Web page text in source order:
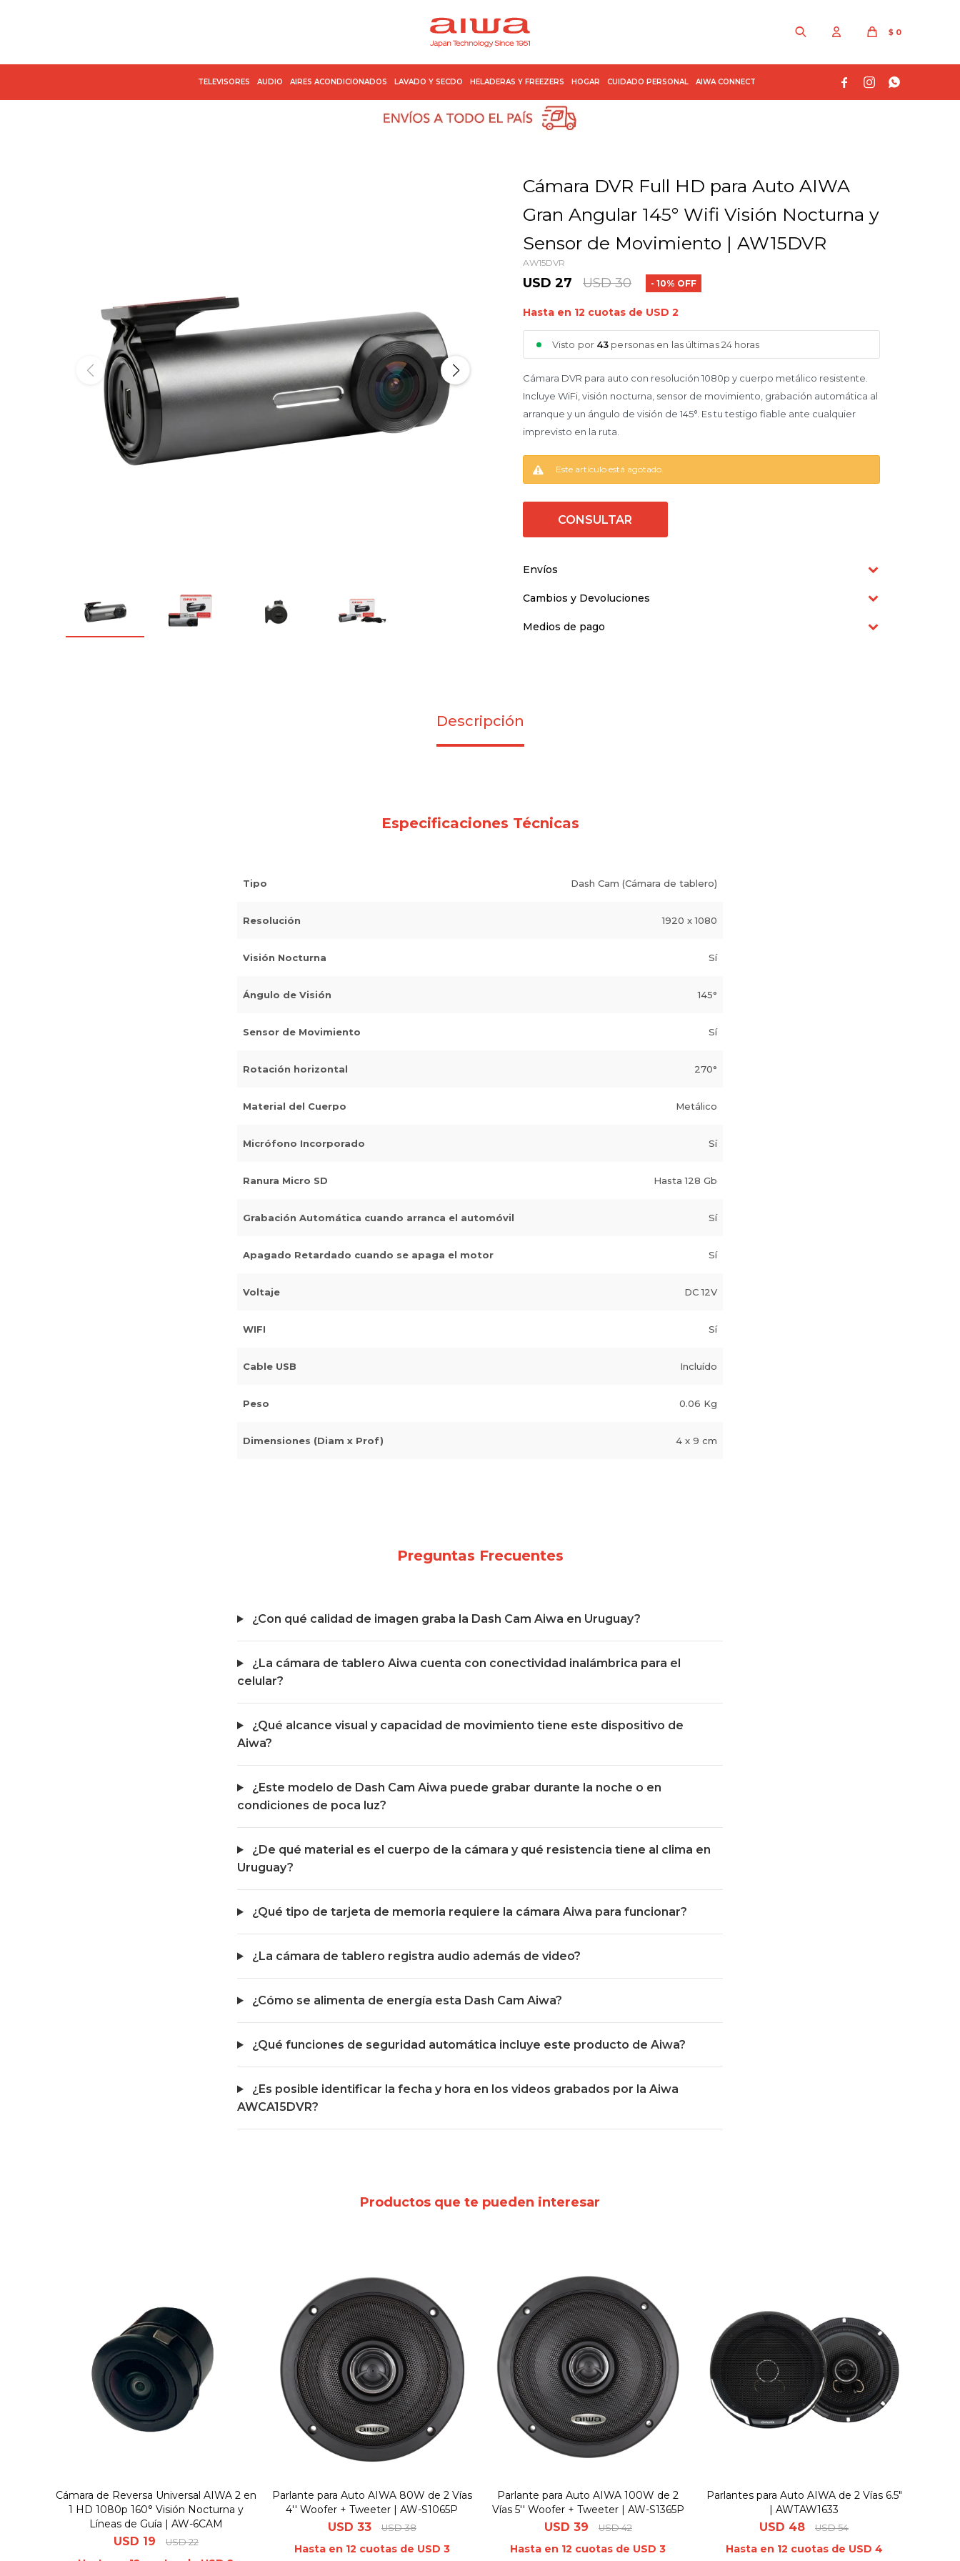
TELEVISORES AUDIO AIRES ACONDICIONADOS LAVADO Y SECDO HELADERAS Y FREEZERS HOGAR CUIDADO PERSONAL AIWA CONNECT
$ 0
  
Cámara DVR Full HD para Auto AIWA
Gran Angular 145° Wifi Visión Nocturna y
Sensor de Movimiento | AW15DVR
AW15DVR
USD 27 USD 30 10
Hasta en 12 cuotas de USD 2
Visto por 43 personas en las últimas 24 horas
Cámara DVR para auto con resolución 1080p y cuerpo metálico resistente.
Incluye WiFi, visión nocturna, sensor de movimiento, grabación automática al
arranque y un ángulo de visión de 145°. Es tu testigo fiable ante cualquier
imprevisto en la ruta.
Este artículo está agotado.
CONSULTAR
Envíos
Cambios y Devoluciones
Medios de pago
Descripción
Especificaciones Técnicas
Tipo Dash Cam (Cámara de tablero)
Resolución 1920 x 1080
Visión Nocturna Sí
Ángulo de Visión 145°
Sensor de Movimiento Sí
Rotación horizontal 270°
Material del Cuerpo Metálico
Micrófono Incorporado Sí
Ranura Micro SD Hasta 128 Gb
Grabación Automática cuando arranca el automóvil Sí
Apagado Retardado cuando se apaga el motor Sí
Voltaje DC 12V
WIFI Sí
Cable USB Incluído
Peso 0.06 Kg
Dimensiones (Diam x Prof) 4 x 9 cm
Preguntas Frecuentes
¿Con qué calidad de imagen graba la Dash Cam Aiwa en Uruguay?
¿La cámara de tablero Aiwa cuenta con conectividad inalámbrica para el
celular?
¿Qué alcance visual y capacidad de movimiento tiene este dispositivo de
Aiwa?
¿Este modelo de Dash Cam Aiwa puede grabar durante la noche o en
condiciones de poca luz?
¿De qué material es el cuerpo de la cámara y qué resistencia tiene al clima en
Uruguay?
¿Qué tipo de tarjeta de memoria requiere la cámara Aiwa para funcionar?
¿La cámara de tablero registra audio además de video?
¿Cómo se alimenta de energía esta Dash Cam Aiwa?
¿Qué funciones de seguridad automática incluye este producto de Aiwa?
¿Es posible identificar la fecha y hora en los videos grabados por la Aiwa
AWCA15DVR?
Productos que te pueden interesar
Cámara de Reversa Universal AIWA 2 en
1 HD 1080p 160° Visión Nocturna y
Líneas de Guía | AW-6CAM
USD 19 USD 22
Parlante para Auto AIWA 80W de 2 Vías
4'' Woofer + Tweeter | AW-S1065P
USD 33 USD 38
Hasta en 12 cuotas de USD 3
Parlante para Auto AIWA 100W de 2
Vías 5'' Woofer + Tweeter | AW-S1365P
USD 39 USD 42
Hasta en 12 cuotas de USD 3
Parlantes para Auto AIWA de 2 Vías 6.5"
| AWTAW1633
USD 48 USD 54
Hasta en 12 cuotas de USD 4